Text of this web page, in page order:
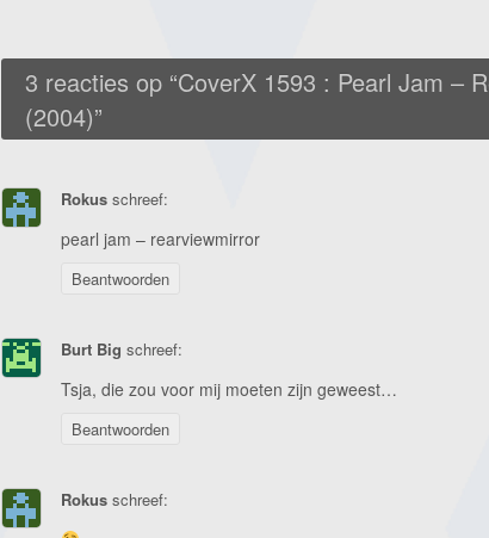
3 reacties op “CoverX 1593 : Pearl Jam –
(2004)”
Rokus schreef:
pearl jam – rearviewmirror
Beantwoorden
Burt Big schreef:
Tsja, die zou voor mij moeten zijn geweest…
Beantwoorden
Rokus schreef: